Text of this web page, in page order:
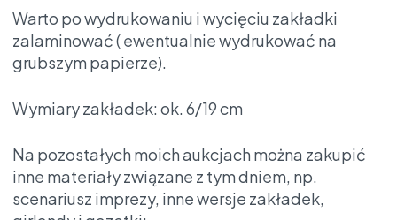
Warto po wydrukowaniu i wycięciu zakładki
zalaminować ( ewentualnie wydrukować na
grubszym papierze).
Wymiary zakładek: ok. 6/19 cm
Na pozostałych moich aukcjach można zakupić
inne materiały związane z tym dniem, np.
scenariusz imprezy, inne wersje zakładek,